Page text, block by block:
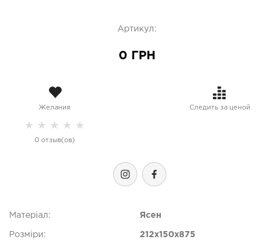
Артикул:
0 ГРН
Желания Следить за ценой
★ ★ ★ ★ ★
0 отзыв(ов)
Матеріал: Ясен
Розміри: 212х150х875